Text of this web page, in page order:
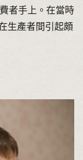
者手上。在當時
生產者間引起頗